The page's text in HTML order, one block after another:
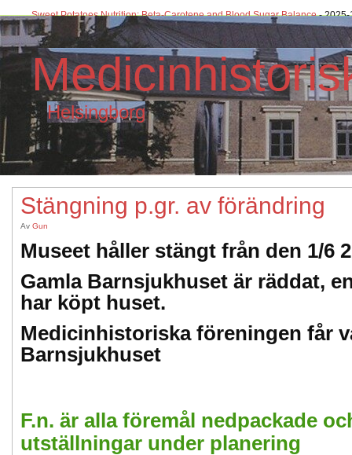
Sweet Potatoes Nutrition: Beta-Carotene and Blood Sugar Balance- 2025-
Exercise Ball Chair: Core Engagement for Deskbound Health- 2025-12-09
Helsingborg
Stängning p.gr. av förändring
Av Gun
Museet håller stängt från den 1/6
Gamla Barnsjukhuset är räddat,
har köpt huset.
Medicinhistoriska föreningen får
Barnsjukhuset
F.n. är alla föremål nedpackade
utställningar under planering